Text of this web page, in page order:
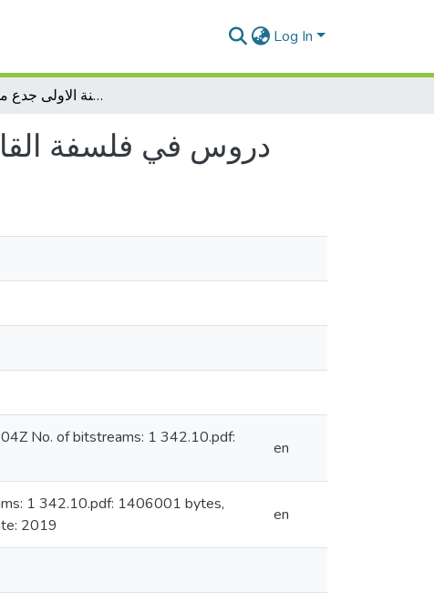
Log In
دروس في فلسفة القانون محاضرات موجهة السنة الاولى جدع مشترك حقوق
دروس في فلسفة
No. of bitstreams: 1 342.10.pdf:
en
1 342.10.pdf: 1406001 bytes,
2019
en